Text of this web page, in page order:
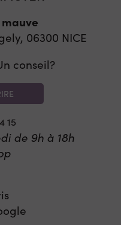
06300 NICE
conseil?
15
de 9h à 18h